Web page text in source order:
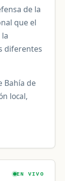
de la
que el
diferentes
Bahía de
local,
EN VIVO